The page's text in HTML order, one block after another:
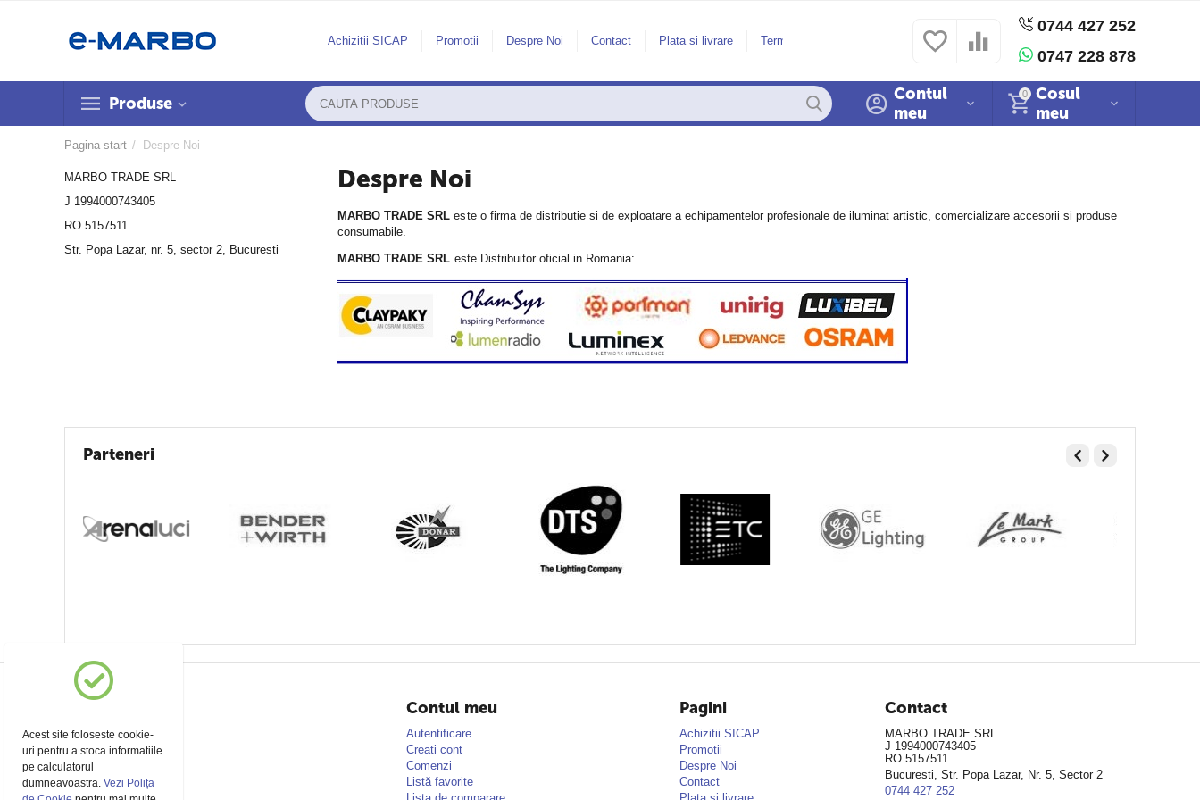
Achizitii SICAP Promotii Despre Noi Contact Plata si livrare Termeni si conditii Politica cookies
0744 427 252
0747 228 878
Produse
0
Cosul
meu
Contul
meu
Pagina start / Despre Noi
MARBO TRADE SRL
J 1994000743405
RO 5157511
Str. Popa Lazar, nr. 5, sector 2, Bucuresti
Despre Noi
MARBO TRADE SRL este o firma de distributie si de exploatare a echipamentelor profesionale de iluminat artistic, comercializare accesorii si produse
consumabile.
MARBO TRADE SRL este Distribuitor oficial in Romania:
Parteneri
Contul meu
Autentificare
Creati cont
Comenzi
Listă favorite
Pagini
Achizitii SICAP
Promotii
Despre Noi
Contact
Contact
MARBO TRADE SRL
J 1994000743405
RO 5157511
Bucuresti, Str. Popa Lazar, Nr. 5, Sector 2
0744 427 252
Acest site foloseste cookie-
uri pentru a stoca informatiile
pe calculatorul
dumneavoastra.Vezi Polița